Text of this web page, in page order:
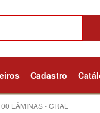
Cadastro
LÂMINAS - CRAL